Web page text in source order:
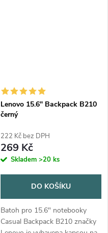
Lenovo 15.6" Backpack B210
černý
222 Kč bez DPH
269 Kč
Skladem >20 ks
DO KOŠÍKU
Batoh pro 15.6" notebooky
Casual Backpack B210 značky